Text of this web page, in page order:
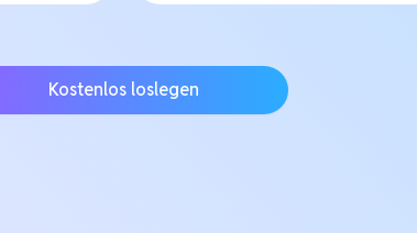
Kostenlos loslegen